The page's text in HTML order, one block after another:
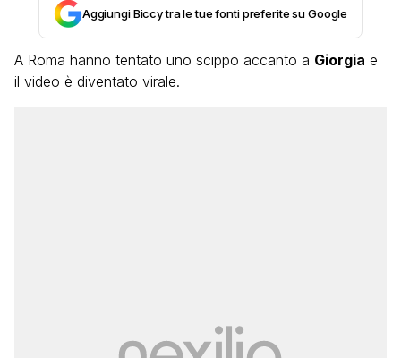
Aggiungi Biccy tra le tue fonti preferite su Google
A Roma hanno tentato uno scippo accanto a Giorgia e
il video è diventato virale.